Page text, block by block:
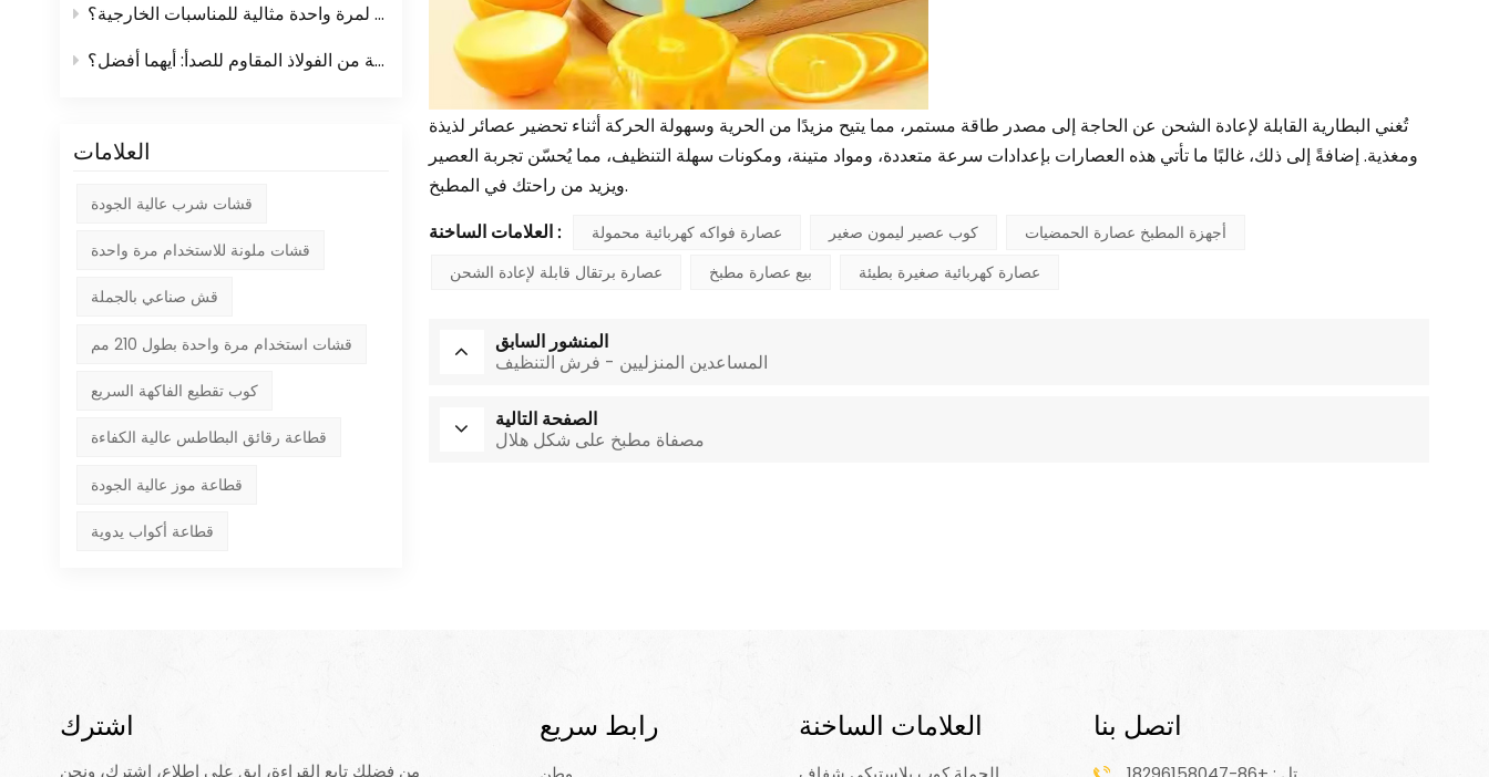
لماذا تعتبر أدوات المائدة البلاستيكية التي تستخدم لمرة واحدة مثالية للمناسبات الخارجية؟
مبشرات المطبخ البلاستيكية مقابل المبشرات المصنوعة من الفولاذ المقاوم للصدأ: أيهما أفضل؟
العلامات
قشات شرب عالية الجودة
قشات ملونة للاستخدام مرة واحدة
قش صناعي بالجملة
قشات استخدام مرة واحدة بطول 210 مم
كوب تقطيع الفاكهة السريع
قطاعة رقائق البطاطس عالية الكفاءة
قطاعة موز عالية الجودة
قطاعة أكواب يدوية
تُغني البطارية القابلة لإعادة الشحن عن الحاجة إلى مصدر طاقة مستمر، مما يتيح مزيدًا من الحرية وسهولة الحركة أثناء تحضير عصائر لذيذة
ومغذية. إضافةً إلى ذلك، غالبًا ما تأتي هذه العصارات بإعدادات سرعة متعددة، ومواد متينة، ومكونات سهلة التنظيف، مما يُحسّن تجربة العصير
ويزيد من راحتك في المطبخ.
العلامات الساخنة : عصارة فواكه كهربائية محمولة كوب عصير ليمون صغير
أجهزة المطبخ عصارة الحمضيات
عصارة برتقال قابلة لإعادة الشحن
بيع عصارة مطبخ عصارة كهربائية صغيرة بطيئة
المنشور السابق
المساعدين المنزليين - فرش التنظيف
الصفحة التالية
مصفاة مطبخ على شكل هلال
اشترك
من فضلك تابع القراءة، ابق على اطلاع، اشترك، ونحن
رابط سريع العلامات الساخنة اتصل بنا